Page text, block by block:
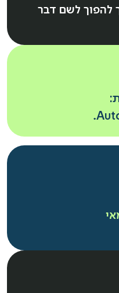
להפוך לשם דבר